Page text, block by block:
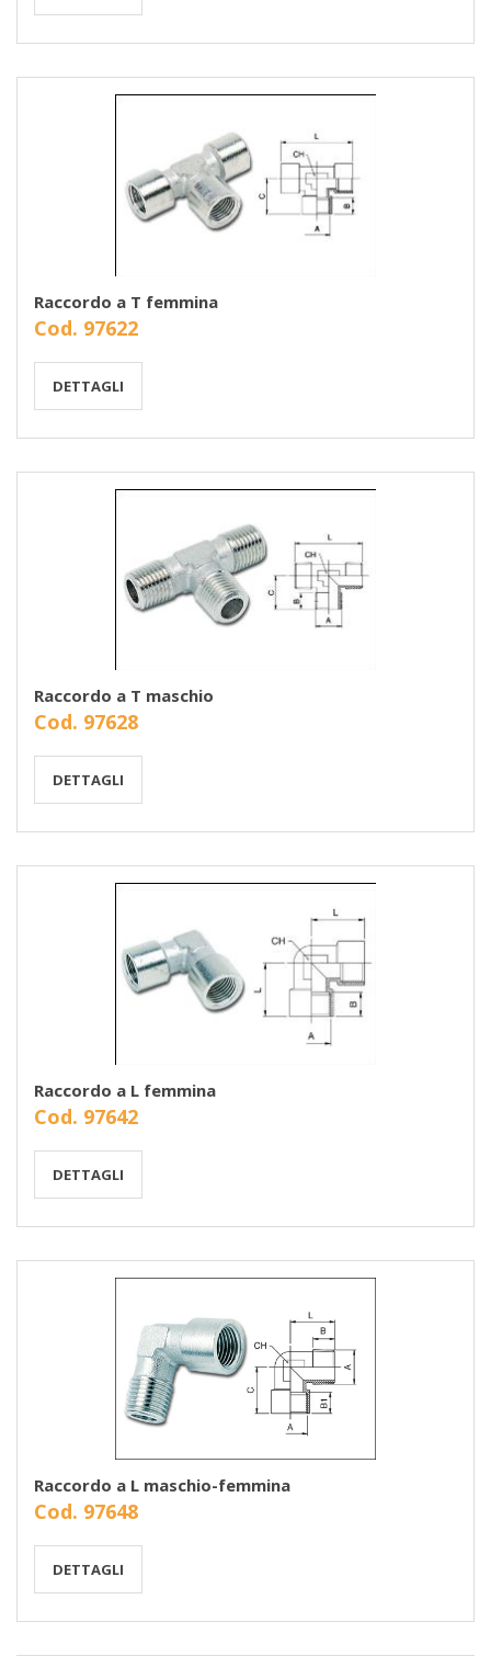
Raccordo a T femmina
Cod. 97622
DETTAGLI
Raccordo a T maschio
Cod. 97628
DETTAGLI
Raccordo a L femmina
Cod. 97642
DETTAGLI
Raccordo a L maschio-femmina
Cod. 97648
DETTAGLI